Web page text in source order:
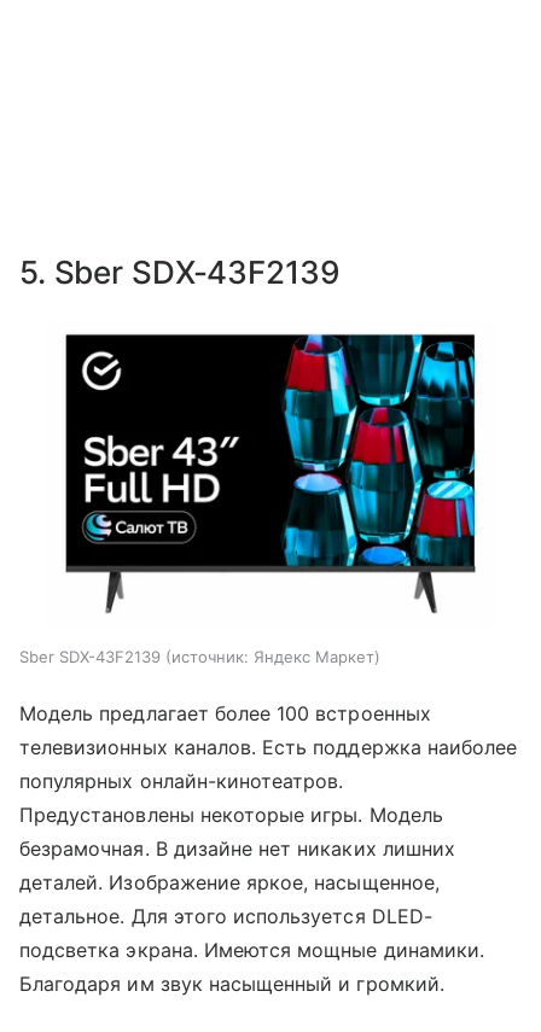
5. Sber SDX-43F2139
Sber SDX-43F2139 источник: Яндекс Маркет
Модель предлагает более 100 встроенных
телевизионных каналов. Есть поддержка наиболее
популярных онлайн-кинотеатров.
Предустановлены некоторые игры. Модель
безрамочная. В дизайне нет никаких лишних
деталей. Изображение яркое, насыщенное,
детальное. Для этого используется DLED-
подсветка экрана. Имеются мощные динамики.
Благодаря им звук насыщенный и громкий.